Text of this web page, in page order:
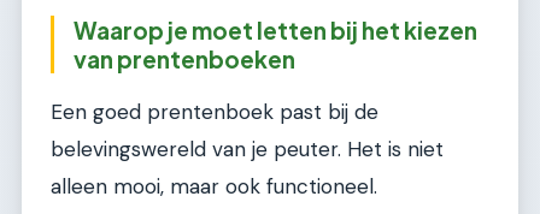
Waarop je moet letten bij het kiezen
van prentenboeken
Een goed prentenboek past bij de
belevingswereld van je peuter. Het is niet
alleen mooi, maar ook functioneel.